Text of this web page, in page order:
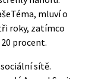
mluví o
roky, zatímco
procent.
sítě.